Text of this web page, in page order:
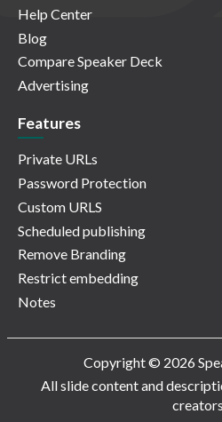
Help Center
Blog
Compare Speaker Deck
Advertising
Features
Private URLs
Password Protection
Custom URLS
Scheduled publishing
Remove Branding
Restrict embedding
Notes
Copyright © 2026
All slide content and